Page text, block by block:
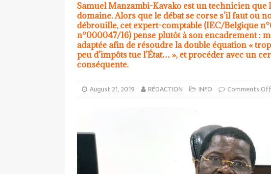
Samuel Manzambi-Kavako est un technicien que
domaine. Alors que le débat se corse s’il faut ou
débrouille, cet expert-comptable (IEC/Belgique
n°000047/16) pense plutôt à son encadrement :
adaptée afin de résoudre la double équation «
peu d’impôts tue l’État… », et procéder avec un
conséquente.
August 21, 2019 RÉDACTION INFO Comments Off